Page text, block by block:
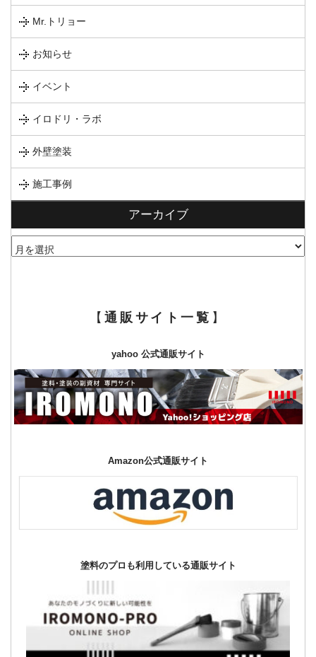
Mr.トリョー
お知らせ
イベント
イロドリ・ラボ
外壁塗装
施工事例
アーカイブ
ア
ー
【通販サイト一覧 】
yahoo 公式通販サイト
Amazon公式通販サイト
塗料のプロも利用している通販サイト